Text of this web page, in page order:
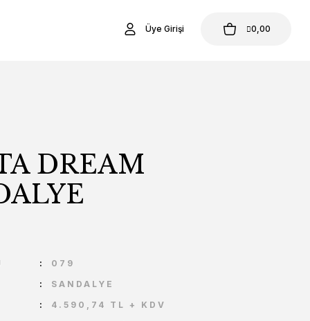
Üye Girişi 0,00
DREAM
079
SANDALYE
4.590,74 TL + KDV